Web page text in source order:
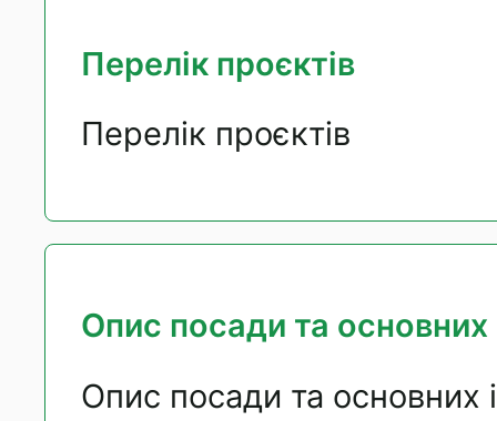
Перелік проєктів
Перелік проєктів
Опис посади та основних
Опис посади та основних